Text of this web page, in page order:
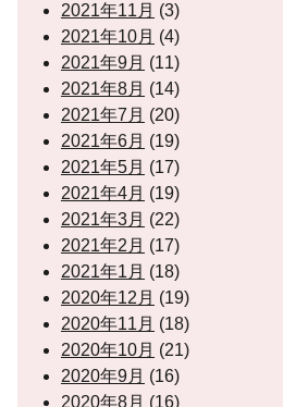
2021年11月 (3)
2021年10月 (4)
2021年9月 (11)
2021年8月 (14)
2021年7月 (20)
2021年6月 (19)
2021年5月 (17)
2021年4月 (19)
2021年3月 (22)
2021年2月 (17)
2021年1月 (18)
2020年12月 (19)
2020年11月 (18)
2020年10月 (21)
2020年9月 (16)
2020年8月 (16)